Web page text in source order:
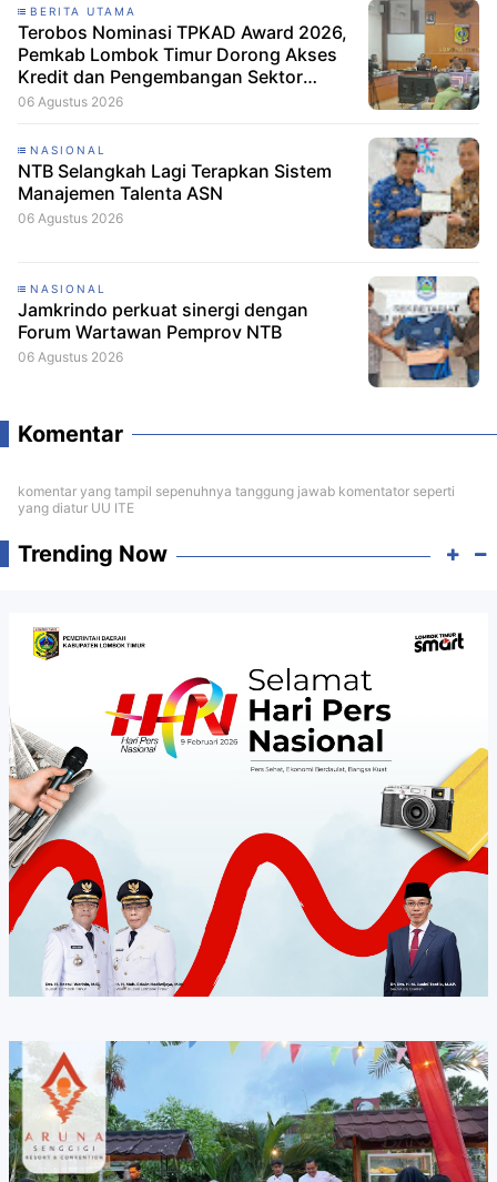
BERITA UTAMA
Terobos Nominasi TPKAD Award 2026,
Pemkab Lombok Timur Dorong Akses
Kredit dan Pengembangan Sektor
Porang
06 Agustus 2026
NASIONAL
NTB Selangkah Lagi Terapkan Sistem
Manajemen Talenta ASN
06 Agustus 2026
NASIONAL
Jamkrindo perkuat sinergi dengan
Forum Wartawan Pemprov NTB
06 Agustus 2026
Komentar
komentar yang tampil sepenuhnya tanggung jawab komentator seperti
yang diatur UU ITE
Trending Now